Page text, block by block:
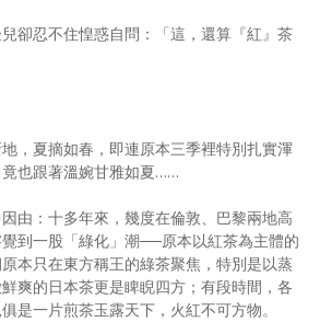
卻忍不住惶惑自問：「這，還算『紅』茶
，夏摘如春，即連原本三季裡特別扎實渾
也跟著溫婉甘雅如夏……
由：十多年來，幾度在倫敦、巴黎兩地高
到一股「綠化」潮──原本以紅茶為主體的
本只在東方稱王的綠茶聚焦，特別是以蒸
爽的日本茶更是睥睨四方；有段時間，各
是一片煎茶玉露天下，火紅不可方物。